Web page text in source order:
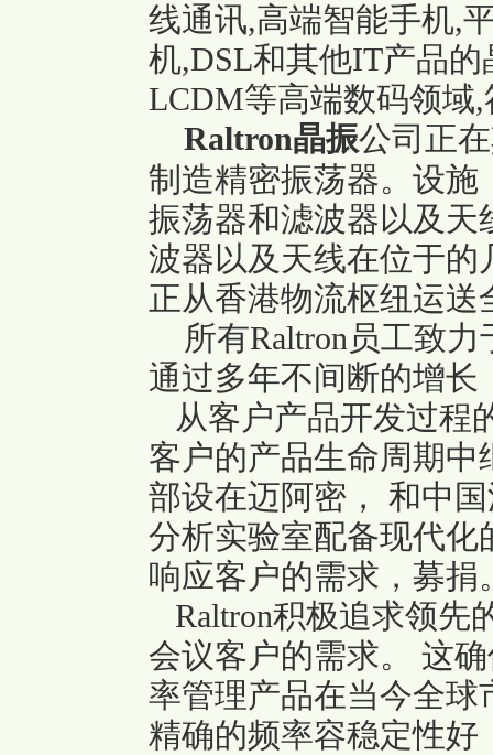
线通讯,高端智能手机,
机,DSL和其他IT产品
LCDM等高端数码领域,
Raltron晶振公司正
制造精密振荡器。设
振荡器和滤波器以及
波器以及天线在位于
正从香港物流枢纽运送
所有Raltron员工致力
通过多年不间断的增长
从客户产品开发过程
客户的产品生命周期
部设在迈阿密， 和中
分析实验室配备现代
响应客户的需求，募捐
Raltron积极追求领先
会议客户的需求。 这
率管理产品在当今全球
精确的频率容稳定性